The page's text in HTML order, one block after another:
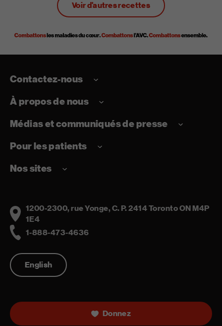
Voir d'autres recettes
Contactez-nous
À propos de nous
Médias et communiqués de presse
Pour les patients
Nos sites
Address
1200-2300, rue Yonge, C. P. 2414 Toronto ON M4P
1E4
1-888-473-4636
English
Donnez